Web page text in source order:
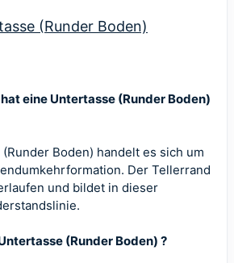
(Runder Boden)
eine Untertasse (Runder Boden)
Boden) handelt es sich um
Der Tellerrand
und bildet in dieser
(Runder Boden) ?